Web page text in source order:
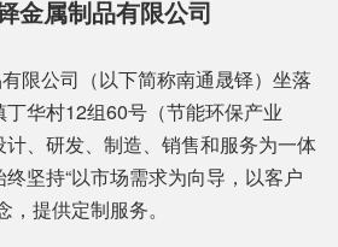
金属制品有限公司
限公司（以下简称南通晟铎）坐落
华村12组60号（节能环保产业
、研发、制造、销售和服务为一体
坚持“以市场需求为向导，以客户
，提供定制服务。